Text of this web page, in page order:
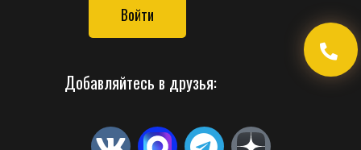
Войти
Добавляйтесь в друзья: